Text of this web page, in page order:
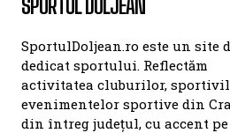
SPORTUL DOLJEAN
SportulDoljean.ro este un site
dedicat sportului. Reflectăm
activitatea cluburilor,
evenimentelor sportive din
din întreg județul, cu accent pe